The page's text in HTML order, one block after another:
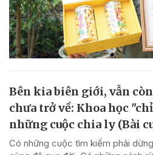
Bên kia biên giới, vẫn
chưa trở về: Khoa học
những cuộc chia ly (Bài
Có những cuộc tìm kiếm phải